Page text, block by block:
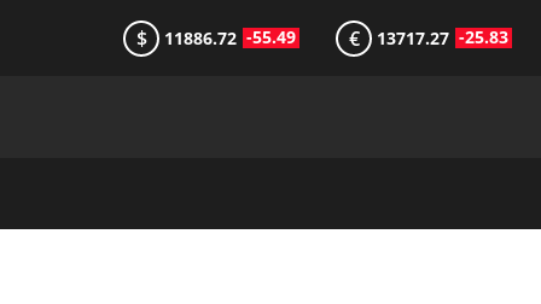
$ 11886.72 -55.49 € 13717.27 -25.83